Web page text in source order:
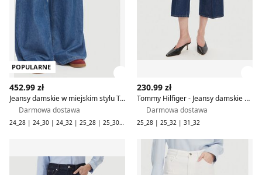
POPULARNE
452.99 zł
Jeansy damskie w miejskim stylu Tommy Hilfiger
Darmowa dostawa
24_28 | 24_30 | 24_32 | 25_28 | 25_30 | 25_32 | 26_28 | 26_32 | 27_28 | 27_30 | 28_28 | 28_30 | 28_32 | 29_28 | 29_30 | 29_32 | 30_28 | 30_30 | 30_32 | 31_28 | 31_30 | 32_28 | 32_30 | 32_32 | 33_28 | 33_30 | 33_32 | 34_28 | 34_30 | 34_32
230.99 zł
Tommy Hilfiger - Jeansy damskie na wiosnę
Darmowa dostawa
25_28 | 25_32 | 31_32
Tommy Hilfiger - Jeansy